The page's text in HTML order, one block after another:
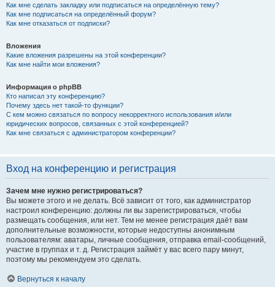
Как мне сделать закладку или подписаться на определённую тему?
Как мне подписаться на определённый форум?
Как мне отказаться от подписки?
Вложения
Какие вложения разрешены на этой конференции?
Как мне найти мои вложения?
Информация о phpBB
Кто написал эту конференцию?
Почему здесь нет такой-то функции?
С кем можно связаться по вопросу некорректного использования и/или
юридических вопросов, связанных с этой конференцией?
Как мне связаться с администратором конференции?
Вход на конференцию и регистрация
Зачем мне нужно регистрироваться?
Вы можете этого и не делать. Всё зависит от того, как администратор
настроил конференцию: должны ли вы зарегистрироваться, чтобы
размещать сообщения, или нет. Тем не менее регистрация даёт вам
дополнительные возможности, которые недоступны анонимным
пользователям: аватары, личные сообщения, отправка email-сообщений,
участие в группах и т. д. Регистрация займёт у вас всего пару минут,
поэтому мы рекомендуем это сделать.
Вернуться к началу